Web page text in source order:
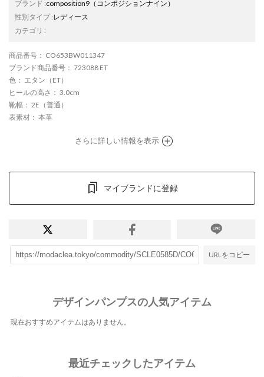
ブランド :composition9 （コンポジションナイン）
性別タイプ:レディース
カテゴリ :
商品番号 ： CO653BW011347
ブランド商品番号 ： 723088 ET
色 ： エタン（ET）
ヒールの高さ ： 3.0cm
靴幅 ： 2E（普通）
表素材 ： 本革
さらに詳しい情報を表示
マイブランドに登録
URLをコピー
デザインパンプスの人気アイテム
現在おすすめアイテムはありません。
最近チェックしたアイテム